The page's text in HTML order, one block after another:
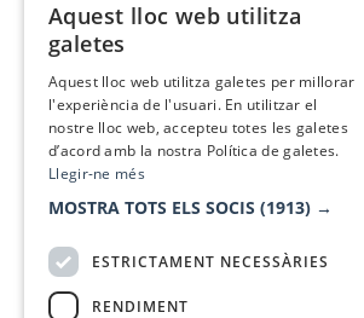
Aquest lloc web utilitza
galetes
Aquest lloc web utilitza galetes per millorar
l'experiència de l'usuari. En utilitzar el
nostre lloc web, accepteu totes les galetes
d’acord amb la nostra Política de galetes.
Llegir-ne més
MOSTRA TOTS ELS SOCIS (1913) →
ESTRICTAMENT NECESSÀRIES
RENDIMENT